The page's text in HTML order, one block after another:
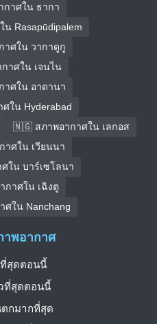
าศใน ธากา
Rasapūdipalem
ศใน วากาดูกู
าศใน เจนไน
ศใน อาดานา
ใน Hyderabad
🇳🇬 สภาพอากาศใน เลกอส
ศใน เวียนนา
ใน บาร์เซโลนา
าศใน เฉิงตู
ใน Nanchang
าพอากาศ
ที่สุดตอนนี้
ที่สุดตอนนี้
ตกมากที่สุด